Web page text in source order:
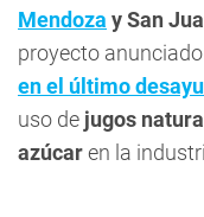
Mendoza y San
proyecto
en el último
uso de jugos
azúcaren la